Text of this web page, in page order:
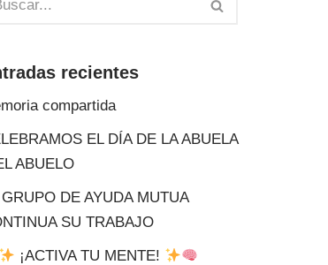
recientes
compartida
EL DÍA DE LA ABUELA
ABUELO
DE AYUDA MUTUA
SU TRABAJO
¡ACTIVA TU MENTE!